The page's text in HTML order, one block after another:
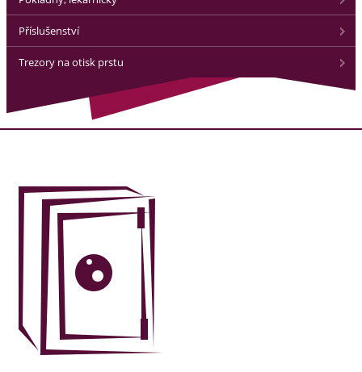
Příslušenství
Trezory na otisk prstu